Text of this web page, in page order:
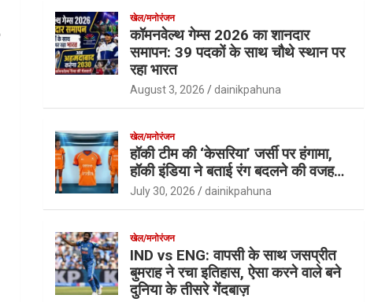
खेल/मनोरंजन
कॉमनवेल्थ गेम्स 2026 का शानदार
समापन: 39 पदकों के साथ चौथे स्थान पर
रहा भारत
August 3, 2026 dainikpahuna
खेल/मनोरंजन
हॉकी टीम की ‘केसरिया’ जर्सी पर हंगामा,
हॉकी इंडिया ने बताई रंग बदलने की वजह…
July 30, 2026 dainikpahuna
खेल/मनोरंजन
IND vs ENG: वापसी के साथ जसप्रीत
बुमराह ने रचा इतिहास, ऐसा करने वाले बने
दुनिया के तीसरे गेंदबाज़